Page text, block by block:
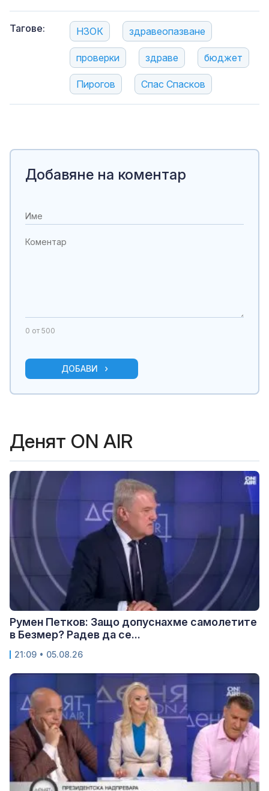
Тагове: НЗОК здравеопазване
проверки здраве бюджет
Пирогов Спас Спасков
Добавяне на коментар
0 от 500
ДОБАВИ
Денят ON AIR
Румен Петков: Защо допуснахме самолетите
в Безмер? Радев да се...
21:09 • 05.08.26